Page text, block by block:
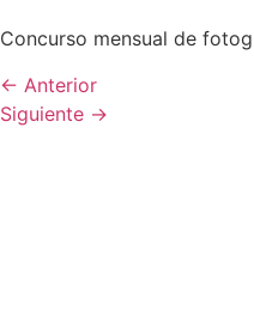
Concurso mensual de
← Anterior
Siguiente →